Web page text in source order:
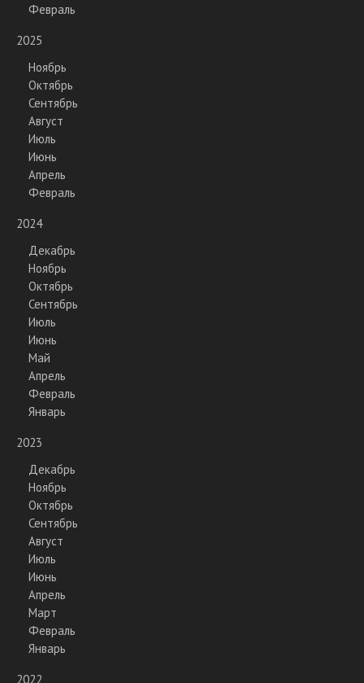
Февраль
2025
Ноябрь
Октябрь
Сентябрь
Август
Июль
Июнь
Апрель
Февраль
2024
Декабрь
Ноябрь
Октябрь
Сентябрь
Июль
Июнь
Май
Апрель
Февраль
Январь
2023
Декабрь
Ноябрь
Октябрь
Сентябрь
Август
Июль
Июнь
Апрель
Март
Февраль
Январь
2022